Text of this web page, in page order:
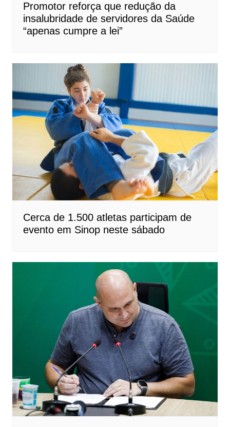
Promotor reforça que redução da
insalubridade de servidores da Saúde
“apenas cumpre a lei”
Cerca de 1.500 atletas participam de
evento em Sinop neste sábado